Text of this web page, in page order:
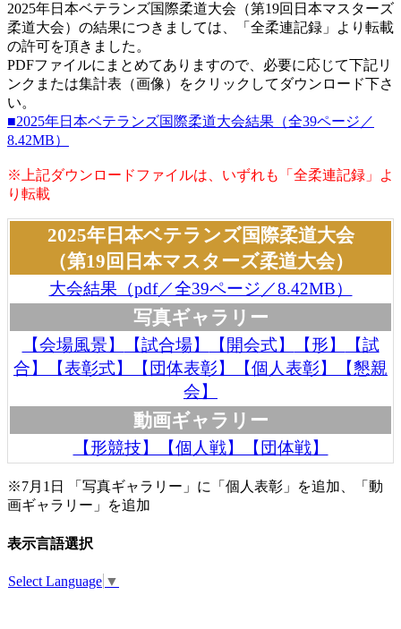
2025年日本ベテランズ国際柔道大会（第19回日本マスターズ
柔道大会）の結果につきましては、「全柔連記録」より転載
の許可を頂きました。
PDFファイルにまとめてありますので、必要に応じて下記リ
ンクまたは集計表（画像）をクリックしてダウンロード下さ
い。
■2025年日本ベテランズ国際柔道大会結果（全39ページ／
8.42MB）
※上記ダウンロードファイルは、いずれも「全柔連記録」よ
り転載
2025年日本ベテランズ国際柔道大会
（第19回日本マスターズ柔道大会）
大会結果（pdf／全39ページ／8.42MB）
写真ギャラリー
【会場風景】 【試合場】 【開会式】 【形】
【試
合】
【表彰式】 【団体表彰】 【個人表彰】
【懇親
会】
動画ギャラリー
【形競技】【個人戦】【団体戦】
※7月1日 「写真ギャラリー」に「個人表彰」を追加、「動
画ギャラリー」を追加
表示言語選択
Select Language ▼